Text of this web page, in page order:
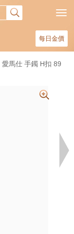
每日金價
馬仕 手鐲 H扣 89